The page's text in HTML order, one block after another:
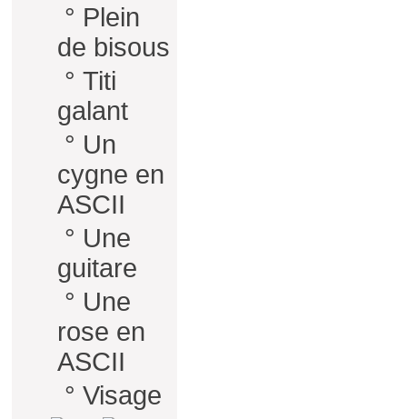
° Plein
de bisous
° Titi
galant
° Un
cygne en
ASCII
° Une
guitare
° Une
rose en
ASCII
° Visage